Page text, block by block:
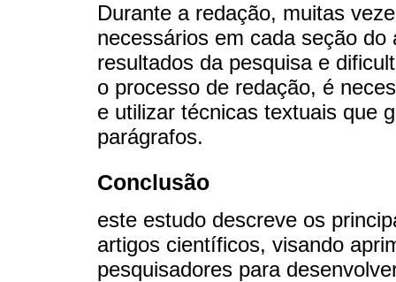
Durante a redação, muitas
necessários em cada seção
resultados da pesquisa e
o processo de redação, é
e utilizar técnicas textuais que
parágrafos.
Conclusão
este estudo descreve os
artigos científicos, visando
pesquisadores para